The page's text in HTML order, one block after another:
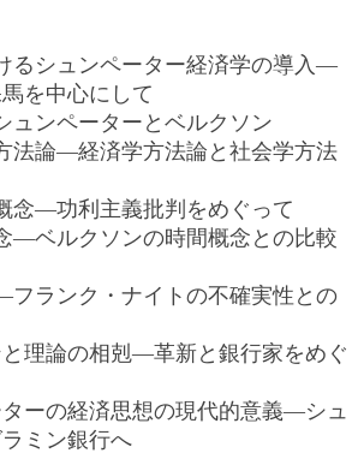
シュンペーター経済学の導入―
を中心にして
ンペーターとベルクソン
論―経済学方法論と社会学方法
―功利主義批判をめぐって
ベルクソンの時間概念との比較
ランク・ナイトの不確実性との
理論の相剋―革新と銀行家をめぐ
ーの経済思想の現代的意義―シュ
ミン銀行へ